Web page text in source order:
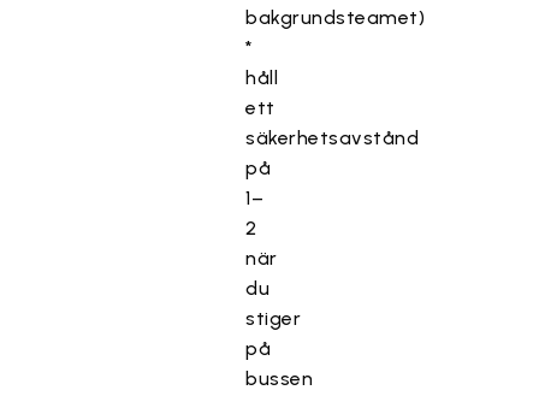
bakgrundsteamet)
*
håll
ett
säkerhetsavstånd
på
1–
2
när
du
stiger
på
bussen